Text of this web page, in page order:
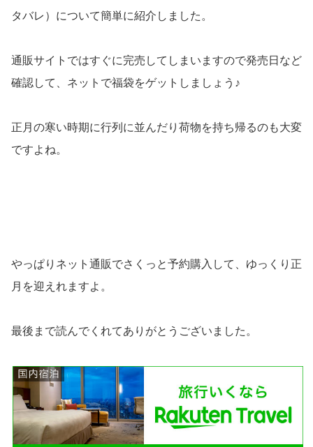
タバレ）について簡単に紹介しました。
通販サイトではすぐに完売してしまいますので発売日など
確認して、ネットで福袋をゲットしましょう♪
正月の寒い時期に行列に並んだり荷物を持ち帰るのも大変
ですよね。
やっぱりネット通販でさくっと予約購入して、ゆっくり正
月を迎えれますよ。
最後まで読んでくれてありがとうございました。